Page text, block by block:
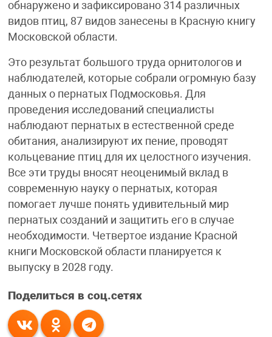
обнаружено и зафиксировано 314 различных
видов птиц, 87 видов занесены в Красную книгу
Московской области.
Это результат большого труда орнитологов и
наблюдателей, которые собрали огромную базу
данных о пернатых Подмосковья. Для
проведения исследований специалисты
наблюдают пернатых в естественной среде
обитания, анализируют их пение, проводят
кольцевание птиц для их целостного изучения.
Все эти труды вносят неоценимый вклад в
современную науку о пернатых, которая
помогает лучше понять удивительный мир
пернатых созданий и защитить его в случае
необходимости. Четвертое издание Красной
книги Московской области планируется к
выпуску в 2028 году.
Поделиться в соц.сетях